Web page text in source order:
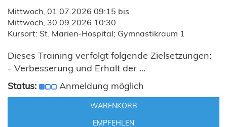
Mittwoch, 01.07.2026 09:15 bis
Mittwoch, 30.09.2026 10:30
Kursort: St. Marien-Hospital; Gymnastikraum 1
Dieses Training verfolgt folgende Zielsetzungen:
- Verbesserung und Erhalt der ...
Status:
Anmeldung möglich
WARENKORB
EMPFEHLEN